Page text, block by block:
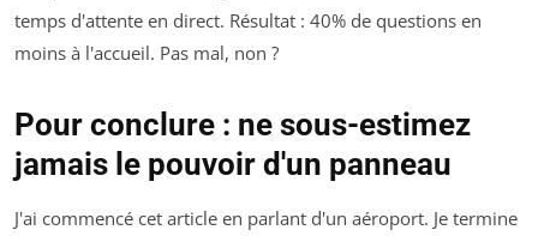
temps d'attente en direct. Résultat : 40% de questions en
moins à l'accueil. Pas mal, non ?
Pour conclure : ne sous-estimez
jamais le pouvoir d'un panneau
J'ai commencé cet article en parlant d'un aéroport. Je termine